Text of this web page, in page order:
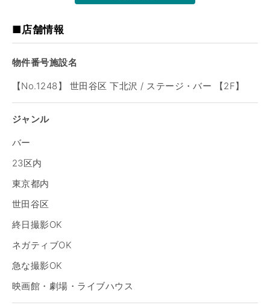
■店舗情報
物件番号施設名
【No.1248】 世田谷区 下北沢 / ステージ・バー 【2F】
ジャンル
バー
23区内
東京都内
世田谷区
終日撮影OK
ネガティブOK
急な撮影OK
映画館・劇場・ライブハウス